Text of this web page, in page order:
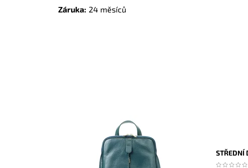
Záruka: 24 měsíců
STŘEDNÍ